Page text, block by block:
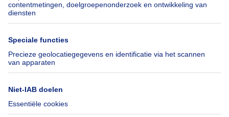
SeLoger.com
Immowelt.de
Verhuis checklist
Hulp
Veelgestelde vragen
Toegankelijkheid
Volg ons